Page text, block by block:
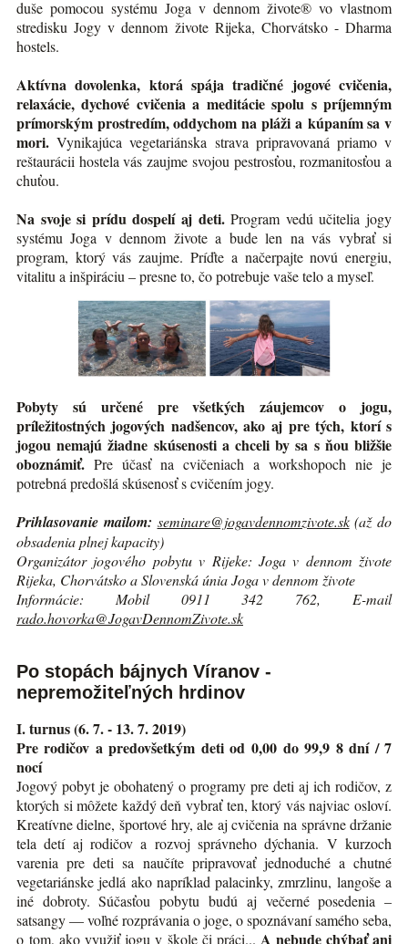
duše pomocou systému Joga v dennom živote® vo vlastnom
stredisku Jogy v dennom živote Rijeka, Chorvátsko - Dharma
hostels.
Aktívna dovolenka, ktorá spája tradičné jogové cvičenia,
relaxácie, dychové cvičenia a meditácie spolu s príjemným
prímorským prostredím, oddychom na pláži a kúpaním sa v
mori.Vynikajúca vegetariánska strava pripravovaná priamo v
reštaurácii hostela vás zaujme svojou pestrosťou, rozmanitosťou a
chuťou.
Na svoje si prídu dospelí aj deti.Program vedú učitelia jogy
systému Joga v dennom živote a bude len na vás vybrať si
program, ktorý vás zaujme. Príďte a načerpajte novú energiu,
vitalitu a inšpiráciu – presne to, čo potrebuje vaše telo a myseľ.
Pobyty sú určené pre všetkých záujemcov o jogu,
príležitostných jogových nadšencov, ako aj pre tých, ktorí s
jogou nemajú žiadne skúsenosti a chceli by sa s ňou bližšie
oboznámiť. Pre účasť na cvičeniach a workshopoch nie je
potrebná predošlá skúsenosť s cvičením jogy.
Prihlasovanie mailom: seminare@jogavdennomzivote.sk(až do
obsadenia plnej kapacity)
Organizátor jogového pobytu v Rijeke: Joga v dennom živote
Rijeka, Chorvátsko a Slovenská únia Joga v dennom živote
Informácie: Mobil 0911 342 762, E-mail
rado.hovorka@JogavDennomZivote.sk
Po stopách bájnych Víranov -
nepremožiteľných hrdinov
I. turnus (6. 7. - 13. 7. 2019)
Pre rodičov a predovšetkým deti od 0,00 do 99,9 8 dní / 7
nocí
Jogový pobyt je obohatený o programy pre deti aj ich rodičov, z
ktorých si môžete každý deň vybrať ten, ktorý vás najviac osloví.
Kreatívne dielne, športové hry, ale aj cvičenia na správne držanie
tela detí aj rodičov a rozvoj správneho dýchania. V kurzoch
varenia pre deti sa naučíte pripravovať jednoduché a chutné
vegetariánske jedlá ako napríklad palacinky, zmrzlinu, langoše a
iné dobroty. Súčasťou pobytu budú aj večerné posedenia –
satsangy — voľné rozprávania o joge, o spoznávaní samého seba,
o tom, ako využiť jogu v škole či práci... A nebude chýbať ani